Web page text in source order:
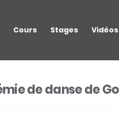
Cours Stages Vidéos
de danse de